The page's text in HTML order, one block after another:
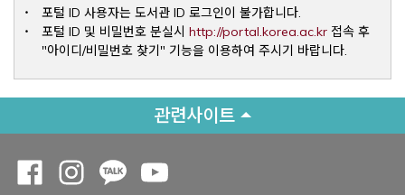
포털 ID 사용자는 도서관 ID 로그인이 불가합니다.
포털 ID 및 비밀번호 분실시 http://portal.korea.ac.krOpens a
접속 후
"아이디/비밀번호 찾기" 기능을 이용하여 주시기 바랍니다.
관련사이트
Opens a new window
Opens a new window
Opens a new window